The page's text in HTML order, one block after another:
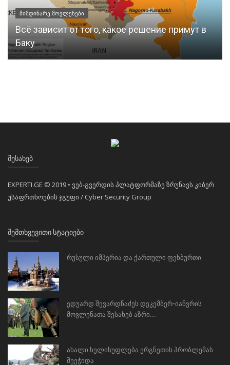
მიმდინარე მოვლენები
Всё зависит от того, какое решение примут в
Баку
ᲨᲔᲡᲐᲮᲔᲑ
EXPERTI.GE © 2019 • ვებ-გვერდის პლატფორმაზე ზრუნავს კიბერ
უსაფრთხოების ჯგუფი / Cyber Security Group
ᲨᲔᲛᲗᲮᲕᲔᲕᲘᲗᲘ ᲡᲢᲐᲢᲘᲔᲑᲘ
რუსული იმპერია და ქართული ფეხბურთი
ედუარდ შევარდნაძეს დეკემბერ-იანვრის
მოვლენათა შესახებ აზრი...
ახალი ხელისუფლება ერგნეთის პრობლემას
შეეჭიდა